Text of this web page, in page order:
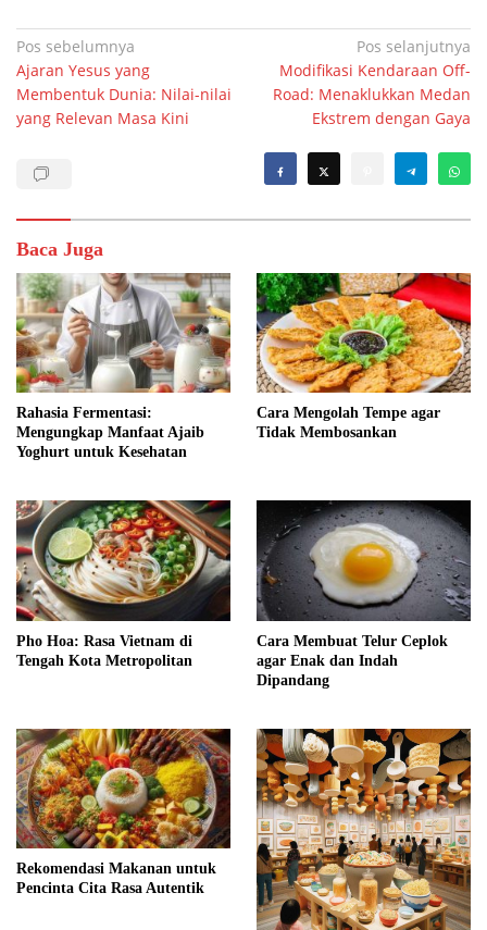
Navigasi
pos
Pos sebelumnya
Ajaran Yesus yang
Membentuk Dunia: Nilai-nilai
yang Relevan Masa Kini
Pos selanjutnya
Modifikasi Kendaraan Off-
Road: Menaklukkan Medan
Ekstrem dengan Gaya
Baca Juga
Rahasia Fermentasi:
Mengungkap Manfaat Ajaib
Yoghurt untuk Kesehatan
Cara Mengolah Tempe agar
Tidak Membosankan
Pho Hoa: Rasa Vietnam di
Tengah Kota Metropolitan
Cara Membuat Telur Ceplok
agar Enak dan Indah
Dipandang
Rekomendasi Makanan untuk
Pencinta Cita Rasa Autentik